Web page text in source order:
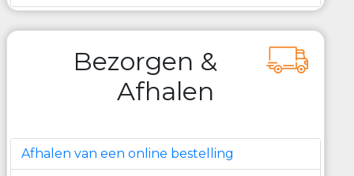
Bezorgen &
Afhalen
Afhalen van een online bestelling